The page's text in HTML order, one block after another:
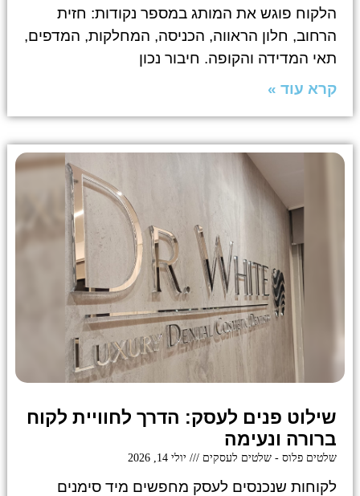
הלקוח פוגש את המותג במספר נקודות: חזית
הרחוב, חלון הראווה, הכניסה, המחלקות, המדפים,
תאי המדידה והקופה. חיבור נכון
קרא עוד »
שילוט פנים לעסק: הדרך לחוויית לקוח
ברורה ונעימה
שלטים פלוס - שלטים לעסקים יולי 14, 2026
לקוחות שנכנסים לעסק מחפשים מיד סימנים